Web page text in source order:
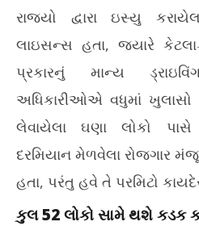
રાજ્યો દ્વારા ઇસ્યુ
લાઇસન્સ હતા, જ્યારે
પ્રકારનું માન્ય
અધિકારીઓએ વધુમાં
લેવાયેલા ઘણા લોકો પાસે
દરમિયાન મેળવેલા રોજગાર
હતા, પરંતુ હવે તે પરમિટો
કુલ 52 લોકો સામે થશે કડક